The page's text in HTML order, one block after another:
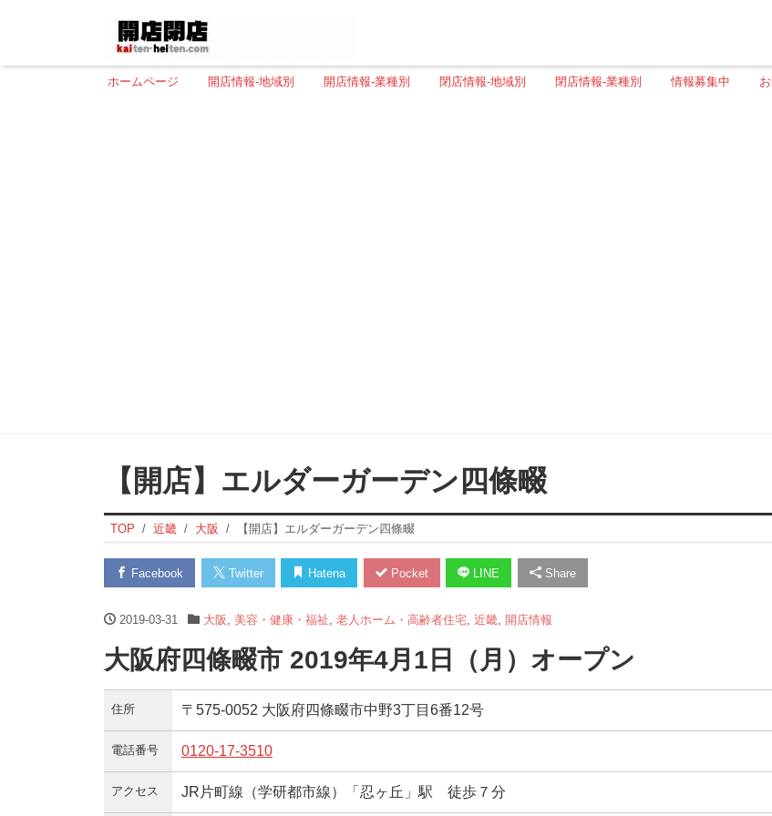
ホームページ 開店情報-地域別 開店情報-業種別 閉店情報-地域別 閉店情報-業種別 情報募集中
【開店】エルダーガーデン四條畷
TOP 近畿 大阪 【開店】エルダーガーデン四條畷
Facebook Twitter Hatena Pocket LINE Share
2019-03-31 大阪 美容・健康・福祉 老人ホーム・高齢者住宅 近畿, 開店情報
大阪府四條畷市 2019年4月1日（月）オープン
住所 〒575-0052 大阪府四條畷市中野3丁目6番12号
電話番号 0120-17-3510
アクセス JR片町線（学研都市線）「忍ヶ丘」駅 徒歩７分